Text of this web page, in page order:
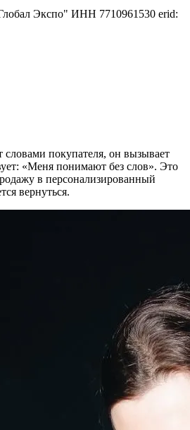
Экспо" ИНН 7710961530 erid:
словами покупателя, он вызывает
«Меня понимают без слов». Это
в персонализированный
вернуться.